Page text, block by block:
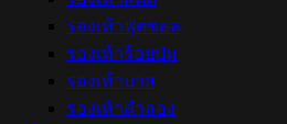
รองเท้าฟุตซอล
รองเท้าร้อยปุ่ม
รองเท้าบาส
รองเท้าลำลอง